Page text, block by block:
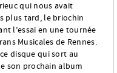
qui nous avait
plus tard, le briochin
l’essai en une tournée
Musicales de Rennes.
disque qui sort au
son prochain album